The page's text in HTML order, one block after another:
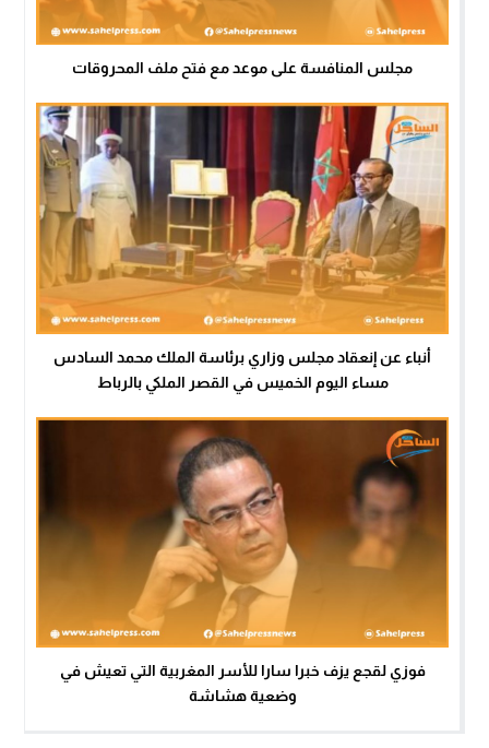
مجلس المنافسة على موعد مع فتح ملف المحروقات
أنباء عن إنعقاد مجلس وزاري برئاسة الملك محمد السادس
مساء اليوم الخميس في القصر الملكي بالرباط
فوزي لقجع يزف خبرا سارا للأسر المغربية التي تعيش في
وضعية هشاشة